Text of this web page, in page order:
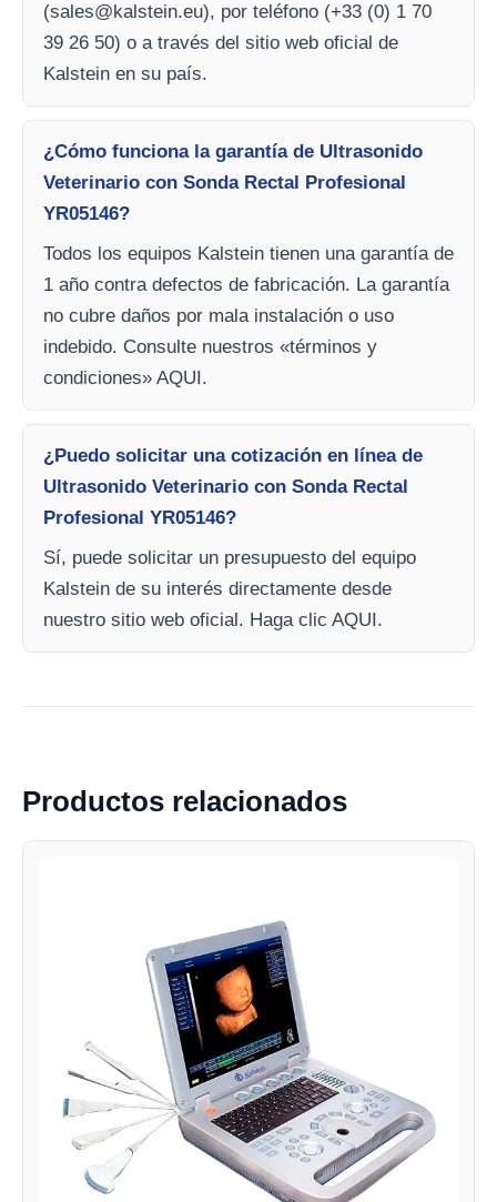
(sales@kalstein.eu), por teléfono (+33 (0) 1 70
39 26 50) o a través del sitio web oficial de
Kalstein en su país.
¿Cómo funciona la garantía de Ultrasonido
Veterinario con Sonda Rectal Profesional
YR05146?
Todos los equipos Kalstein tienen una garantía de
1 año contra defectos de fabricación. La garantía
no cubre daños por mala instalación o uso
indebido. Consulte nuestros «términos y
condiciones» AQUI.
¿Puedo solicitar una cotización en línea de
Ultrasonido Veterinario con Sonda Rectal
Profesional YR05146?
Sí, puede solicitar un presupuesto del equipo
Kalstein de su interés directamente desde
nuestro sitio web oficial. Haga clic AQUI.
Productos relacionados